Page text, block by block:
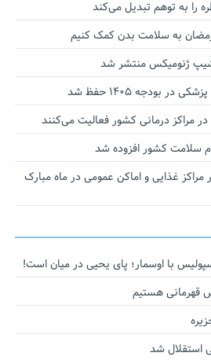
را به توهم تبدیل می‌کند
به سلامت بدن کمک کنیم
ژنومیکس منتشر شد
بودجه ۱۴۰۵ حفظ شد
غذایی و اماکن عمومی در ماه مبارک
با اوسمار؛ پای یحیی در میان است!
قهرمانی هستیم
استقلال شد